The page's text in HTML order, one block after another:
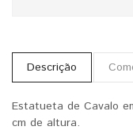
Descrição
Estatueta de Cavalo
cm de altura.